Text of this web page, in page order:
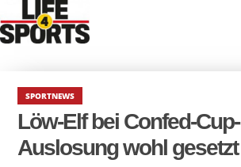
SPORTNEWS
Löw-Elf bei Confed-Cup-
Auslosung wohl gesetzt